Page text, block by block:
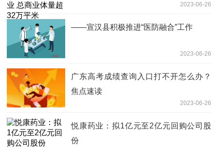
2023-06-26
——宣汉县积极推进“医防融合”工作
2023-06-26
广东高考成绩查询入口打不开怎么办？
焦点速读
2023-06-26
悦康药业：拟1亿元至2亿元回购公司股
份